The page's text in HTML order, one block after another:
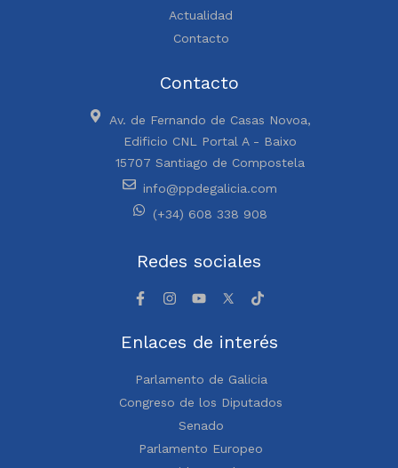
Actualidad
Contacto
Contacto
Av. de Fernando de Casas Novoa,
Edificio CNL Portal A - Baixo
15707 Santiago de Compostela
info@ppdegalicia.com
(+34) 608 338 908
Redes sociales
Enlaces de interés
Parlamento de Galicia
Congreso de los Diputados
Senado
Parlamento Europeo